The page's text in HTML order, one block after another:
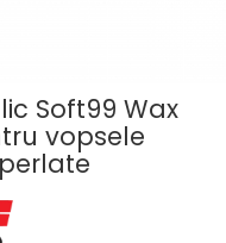
Soft99 Wax
vopsele